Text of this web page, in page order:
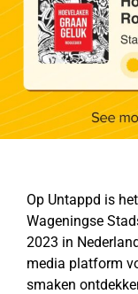
Op Untappd is
Wageningse
2023 in
media platform
smaken